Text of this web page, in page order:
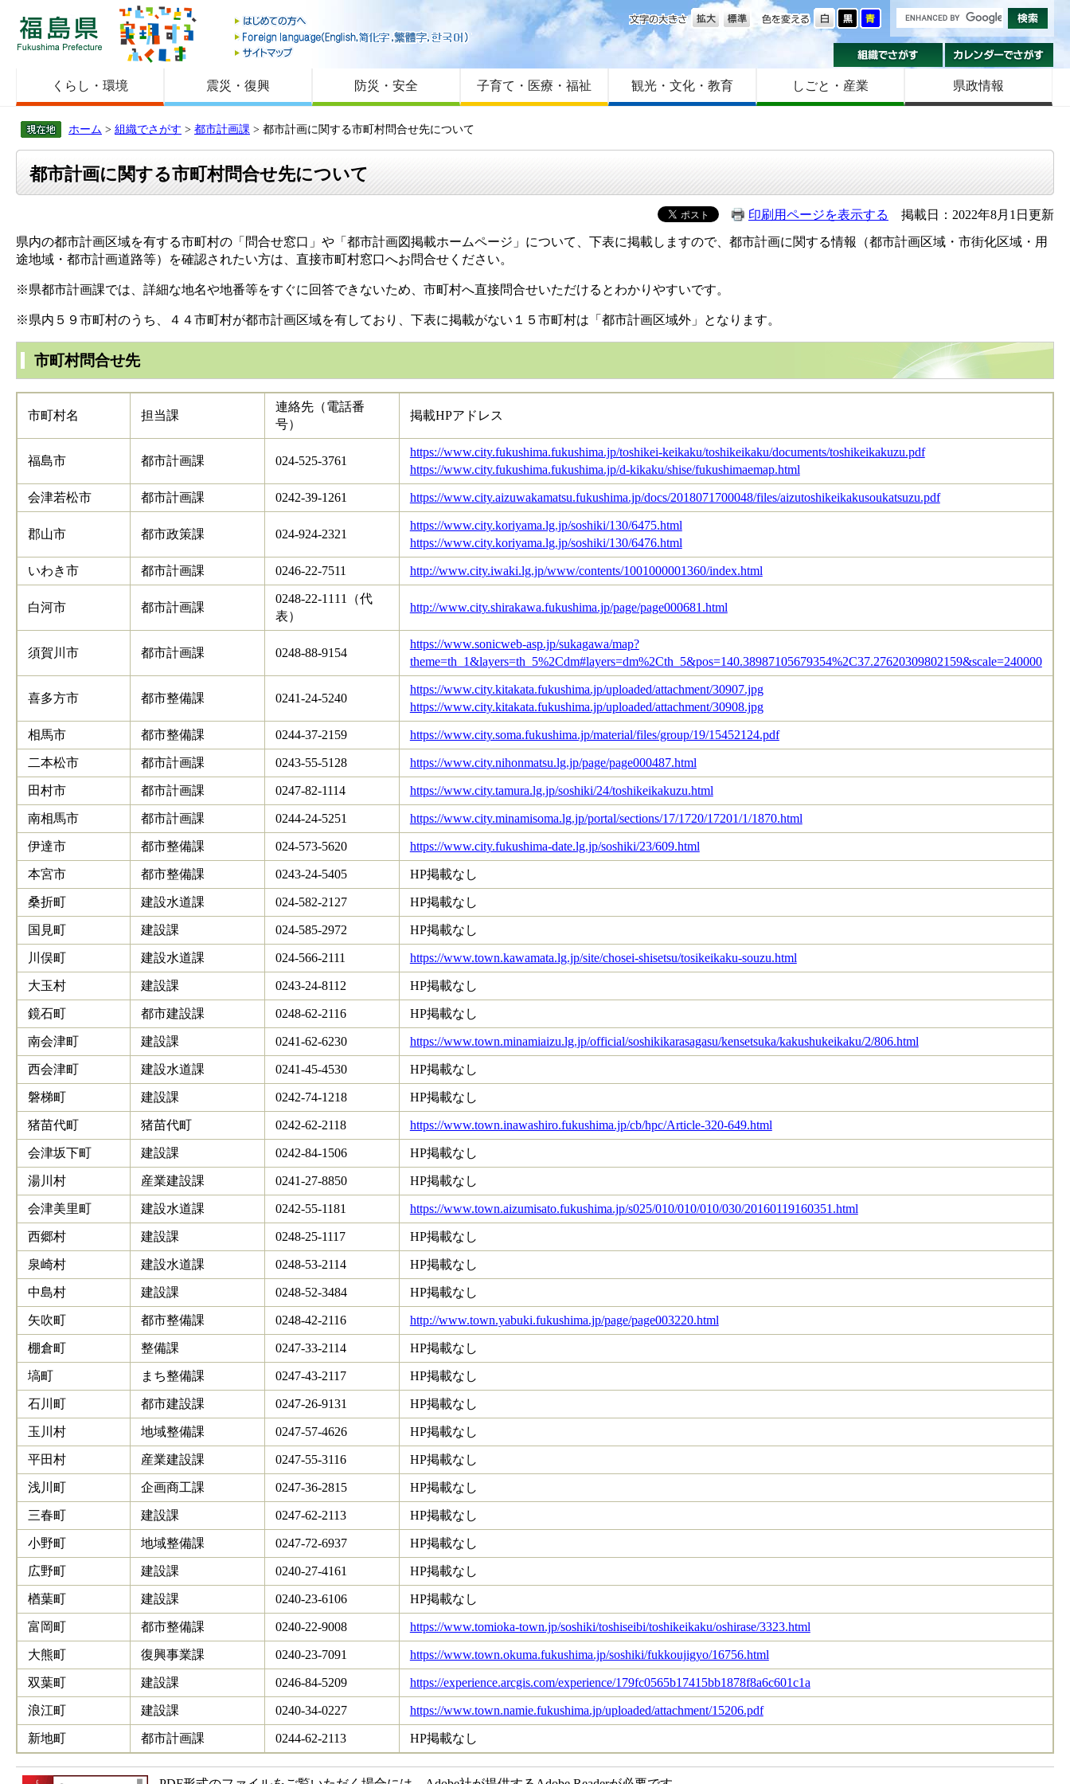
福島県
はじめての方へ
Foreign language
サイトマップ
色を変える
文字の大きさ
組織でさがす
くらし・環境 震災・復興 防災・安全 子育て・医療・福祉 観光・文化・教育 しごと・産業 県政情報
ホーム > 組織でさがす > 都市計画課 > 都市計画に関する市町村問合せ先について
都市計画に関する市町村問合せ先について
印刷用ページを表示する
掲載日：2022年8月1日更新
県内の都市計画区域を有する市町村の「問合せ窓口」や「都市計画図掲載ホームページ」について、下表に掲載しますので、都市計画に関する情報（都市計画区域・市街化区域・用
途地域・都市計画道路等）を確認されたい方は、直接市町村窓口へお問合せください。
※県都市計画課では、詳細な地名や地番等をすぐに回答できないため、市町村へ直接問合せいただけるとわかりやすいです。
※県内５９市町村のうち、４４市町村が都市計画区域を有しており、下表に掲載がない１５市町村は「都市計画区域外」となります。
市町村問合せ先
市町村名 担当課
連絡先（電話番
号）
掲載HPアドレス
福島市 都市計画課 024-525-3761
https://www.city.fukushima.fukushima.jp/toshikei-keikaku/toshikeikaku/documents/toshikeikakuzu.pdf
https://www.city.fukushima.fukushima.jp/d-kikaku/shise/fukushimaemap.html
会津若松市 都市計画課 0242-39-1261 https://www.city.aizuwakamatsu.fukushima.jp/docs/2018071700048/files/aizutoshikeikakusoukatsuzu.pdf
郡山市 都市政策課 024-924-2321
https://www.city.koriyama.lg.jp/soshiki/130/6475.html
https://www.city.koriyama.lg.jp/soshiki/130/6476.html
いわき市 都市計画課 0246-22-7511 http://www.city.iwaki.lg.jp/www/contents/1001000001360/index.html
白河市 都市計画課
0248-22-1111（代
表）
http://www.city.shirakawa.fukushima.jp/page/page000681.html
須賀川市 都市計画課 0248-88-9154
https://www.sonicweb-asp.jp/sukagawa/map?
theme=th_1&layers=th_5%2Cdm#layers=dm%2Cth_5&pos=140.38987105679354%2C37.27620309802159&scale=240000
喜多方市 都市整備課 0241-24-5240
https://www.city.kitakata.fukushima.jp/uploaded/attachment/30907.jpg
https://www.city.kitakata.fukushima.jp/uploaded/attachment/30908.jpg
相馬市 都市整備課 0244-37-2159 https://www.city.soma.fukushima.jp/material/files/group/19/15452124.pdf
二本松市 都市計画課 0243-55-5128 https://www.city.nihonmatsu.lg.jp/page/page000487.html
田村市 都市計画課 0247-82-1114 https://www.city.tamura.lg.jp/soshiki/24/toshikeikakuzu.html
南相馬市 都市計画課 0244-24-5251 https://www.city.minamisoma.lg.jp/portal/sections/17/1720/17201/1/1870.html
伊達市 都市整備課 024-573-5620 https://www.city.fukushima-date.lg.jp/soshiki/23/609.html
本宮市 都市整備課 0243-24-5405 HP掲載なし
桑折町 建設水道課 024-582-2127 HP掲載なし
国見町 建設課 024-585-2972 HP掲載なし
川俣町 建設水道課 024-566-2111 https://www.town.kawamata.lg.jp/site/chosei-shisetsu/tosikeikaku-souzu.html
大玉村 建設課 0243-24-8112 HP掲載なし
鏡石町 都市建設課 0248-62-2116 HP掲載なし
南会津町 建設課 0241-62-6230 https://www.town.minamiaizu.lg.jp/official/soshikikarasagasu/kensetsuka/kakushukeikaku/2/806.html
西会津町 建設水道課 0241-45-4530 HP掲載なし
磐梯町 建設課 0242-74-1218 HP掲載なし
猪苗代町 猪苗代町 0242-62-2118 https://www.town.inawashiro.fukushima.jp/cb/hpc/Article-320-649.html
会津坂下町 建設課 0242-84-1506 HP掲載なし
湯川村 産業建設課 0241-27-8850 HP掲載なし
会津美里町 建設水道課 0242-55-1181 https://www.town.aizumisato.fukushima.jp/s025/010/010/010/030/20160119160351.html
西郷村 建設課 0248-25-1117 HP掲載なし
泉崎村 建設水道課 0248-53-2114 HP掲載なし
中島村 建設課 0248-52-3484 HP掲載なし
矢吹町 都市整備課 0248-42-2116 http://www.town.yabuki.fukushima.jp/page/page003220.html
棚倉町 整備課 0247-33-2114 HP掲載なし
塙町 まち整備課 0247-43-2117 HP掲載なし
石川町 都市建設課 0247-26-9131 HP掲載なし
玉川村 地域整備課 0247-57-4626 HP掲載なし
平田村 産業建設課 0247-55-3116 HP掲載なし
浅川町 企画商工課 0247-36-2815 HP掲載なし
三春町 建設課 0247-62-2113 HP掲載なし
小野町 地域整備課 0247-72-6937 HP掲載なし
広野町 建設課 0240-27-4161 HP掲載なし
楢葉町 建設課 0240-23-6106 HP掲載なし
富岡町 都市整備課 0240-22-9008 https://www.tomioka-town.jp/soshiki/toshiseibi/toshikeikaku/oshirase/3323.html
大熊町 復興事業課 0240-23-7091 https://www.town.okuma.fukushima.jp/soshiki/fukkoujigyo/16756.html
双葉町 建設課 0246-84-5209 https://experience.arcgis.com/experience/179fc0565b17415bb1878f8a6c601c1a
浪江町 建設課 0240-34-0227 https://www.town.namie.fukushima.jp/uploaded/attachment/15206.pdf
新地町 都市計画課 0244-62-2113 HP掲載なし